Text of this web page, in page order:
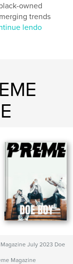
owned
trends
lendo
July 2023 Doe
Magazine